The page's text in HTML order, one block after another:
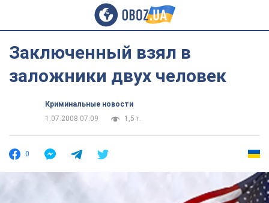
Заключенный взял в
заложники двух человек
Криминальные новости
1.07.2008 07:09
1,5 т.
0